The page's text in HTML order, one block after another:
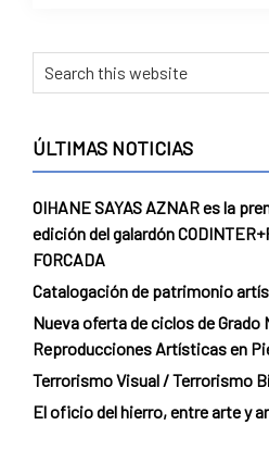
Primary
Sidebar
Search
this
ÚLTIMAS NOTICIAS
OIHANE SAYAS AZNAR es la
edición del galardón
FORCADA
Catalogación de patrimonio
Nueva oferta de ciclos de
Reproducciones Artísticas en
Terrorismo Visual / Terrorismo
El oficio del hierro, entre arte y